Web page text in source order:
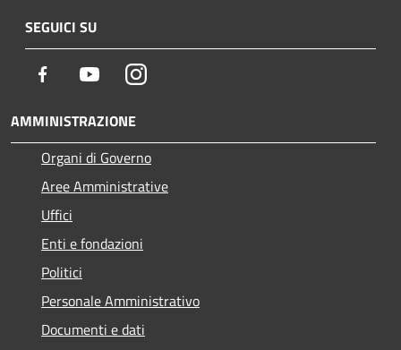
SEGUICI SU
Facebook YoutubeInstagram
AMMINISTRAZIONE
Organi di Governo
Aree Amministrative
Uffici
Enti e fondazioni
Politici
Personale Amministrativo
Documenti e dati